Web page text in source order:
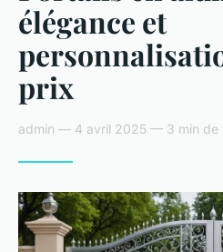
élégance et
prix
admin — 4 avril 2025 — 3 min de